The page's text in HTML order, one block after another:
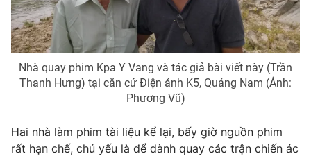
Nhà quay phim Kpa Y Vang và tác giả bài viết này (Trần
Thanh Hưng) tại căn cứ Điện ảnh K5, Quảng Nam (Ảnh:
Phương Vũ)
Hai nhà làm phim tài liệu kể lại, bấy giờ nguồn phim
rất hạn chế, chủ yếu là để dành quay các trận chiến ác